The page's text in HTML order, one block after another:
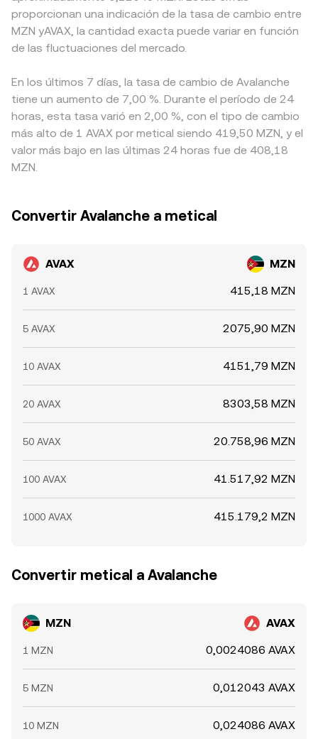
proporcionan una indicación de la tasa de cambio entre
MZN yAVAX, la cantidad exacta puede variar en función
de las fluctuaciones del mercado.
En los últimos 7 días, la tasa de cambio de Avalanche
tiene un aumento de 7,00 %. Durante el período de 24
horas, esta tasa varió en 2,00 %, con el tipo de cambio
más alto de 1 AVAX por metical siendo 419,50 MZN, y el
valor más bajo en las últimas 24 horas fue de 408,18
MZN.
Convertir Avalanche a metical
AVAX MZN
1 AVAX 415,18 MZN
5 AVAX 2075,90 MZN
10 AVAX 4151,79 MZN
20 AVAX 8303,58 MZN
50 AVAX 20.758,96 MZN
100 AVAX 41.517,92 MZN
1000 AVAX 415.179,2 MZN
Convertir metical a Avalanche
MZN AVAX
1 MZN 0,0024086 AVAX
5 MZN 0,012043 AVAX
10 MZN 0,024086 AVAX